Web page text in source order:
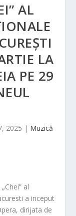
AL
LA
PE 29
2025 | Muzică
al
a inceput
dirijata de